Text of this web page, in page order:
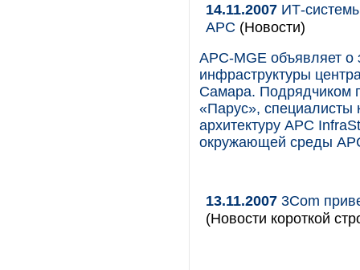
14.11.2007 ИТ-
APC (Новости)
APC-MGE объявляет
инфраструктуры
Самара. Подрядчиком
«Парус», специалисты
архитектуру APC
окружающей среды
13.11.2007 3Com
(Новости короткой